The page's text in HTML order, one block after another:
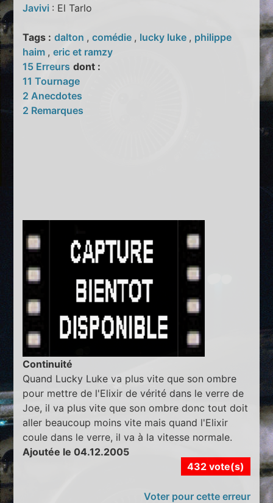
Javivi : El Tarlo
Tags : dalton ,comédie , lucky luke , philippe
haim ,eric et ramzy
15 Erreurs dont :
11 Tournage
2 Anecdotes
2 Remarques
Continuité
Quand Lucky Luke va plus vite que son ombre
pour mettre de l'Elixir de vérité dans le verre de
Joe, il va plus vite que son ombre donc tout doit
aller beaucoup moins vite mais quand l'Elixir
coule dans le verre, il va à la vitesse normale.
Ajoutée le 04.12.2005
432 vote(s)
Voter pour cette erreur